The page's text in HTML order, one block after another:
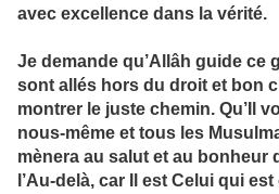
avec excellence dans la vérité.
Je demande qu’Allâh guide ce
sont allés hors du droit et bon
montrer le juste chemin. Qu’Il
nous-même et tous les
mènera au salut et au bonheur
l’Au-delà, car Il est Celui qui